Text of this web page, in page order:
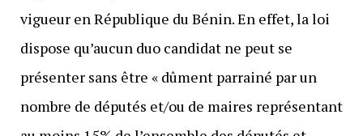
vigueur en République du Bénin. En effet, la loi
dispose qu’aucun duo candidat ne peut se
présenter sans être « dûment parrainé par un
nombre de députés et/ou de maires représentant